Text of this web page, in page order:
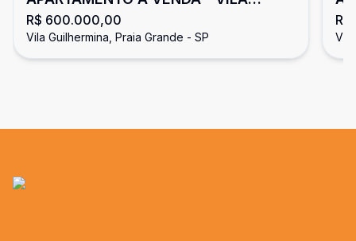
GUILERMINA
R$ 600.000,00
Vila Guilhermina, Praia Grande - SP